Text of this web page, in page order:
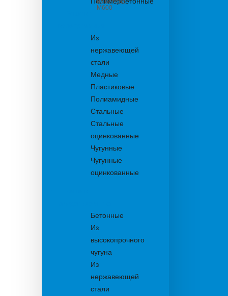
из бетона
М600
Из
нержавеющей
стали
Медные
Пластиковые
Полиамидные
Стальные
Стальные
оцинкованные
Чугунные
Чугунные
оцинкованные
Бетонные
Из
высокопрочного
чугуна
Из
нержавеющей
стали